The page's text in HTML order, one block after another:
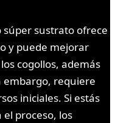
sustrato ofrece
y puede mejorar
cogollos, además
embargo, requiere
iniciales. Si estás
proceso, los